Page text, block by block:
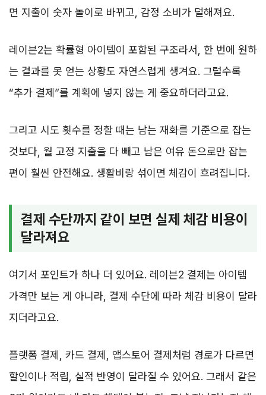
면 지출이 숫자 놀이로 바뀌고, 감정 소비가 덜해져요.
레이븐2는 확률형 아이템이 포함된 구조라서, 한 번에 원하
는 결과를 못 얻는 상황도 자연스럽게 생겨요. 그럴수록
“추가 결제”를 계획에 넣지 않는 게 중요하더라고요.
그리고 시도 횟수를 정할 때는 남는 재화를 기준으로 잡는
것보다, 월 고정 지출을 다 빼고 남은 여유 돈으로만 잡는
편이 훨씬 안전해요. 생활비랑 섞이면 체감이 흐려집니다.
결제 수단까지 같이 보면 실제 체감 비용이
달라져요
여기서 포인트가 하나 더 있어요. 레이븐2 결제는 아이템
가격만 보는 게 아니라, 결제 수단에 따라 체감 비용이 달라
지더라고요.
플랫폼 결제, 카드 결제, 앱스토어 결제처럼 경로가 다르면
할인이나 적립, 실적 반영이 달라질 수 있어요. 그래서 같은